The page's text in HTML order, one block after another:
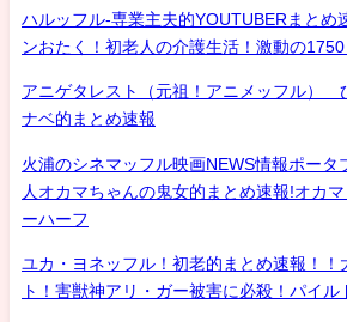
ハルッフル-専業主夫的YOUTUBERまとめ
ンおたく！初老人の介護生活！激動の1750
アニゲタレスト（元祖！アニメッフル）
ナベ的まとめ速報
火浦のシネマッフル映画NEWS情報ポータ
人オカマちゃんの鬼女的まとめ速報!オカ
ーハーフ
ユカ・ヨネッフル！初老的まとめ速報！！
ト！害獣神アリ・ガー被害に必殺！パイル